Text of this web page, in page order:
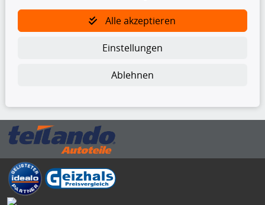
vorherige Zustimmung von TecDoc zu vervielfältigen, zu verbreiten
und/oder diese Handlungen durch Dritte ausführen zu lassen. Ein
Zuwiderhandeln stellt eine Urheberrechtsverletzung dar und wird verfolgt.
Bitte prüfen Sie, ob das über unseren Onlineshop identifizierte Ersatzteil
auch tatsächlich dem gesuchten Ersatzteil entspricht.
Gegebenenfalls sind ergänzende Informationen notwendig, um
Alle akzeptieren
Einstellungen
Ablehnen